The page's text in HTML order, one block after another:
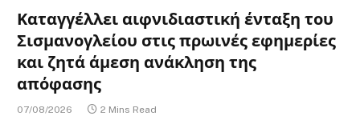
Καταγγέλλει αιφνιδιαστική ένταξη του
Σισμανογλείου στις πρωινές εφημερίες
και ζητά άμεση ανάκληση της
απόφασης
07/08/2026 2 Mins Read